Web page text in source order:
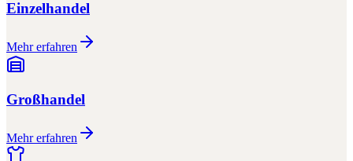
Einzelhandel
Mehr erfahren
Großhandel
Mehr erfahren